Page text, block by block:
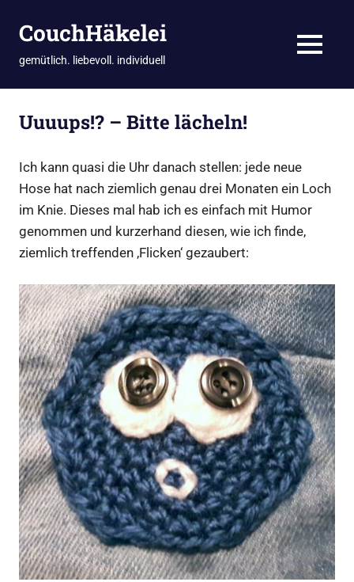
Inhalt
CouchHäkelei
gemütlich. liebevoll. individuell MENÜ
Uuuups!? – Bitte lächeln!
Ich kann quasi die Uhr danach stellen: jede neue
Hose hat nach ziemlich genau drei Monaten ein Loch
im Knie. Dieses mal hab ich es einfach mit Humor
genommen und kurzerhand diesen, wie ich finde,
ziemlich treffenden ‚Flicken‘ gezaubert: